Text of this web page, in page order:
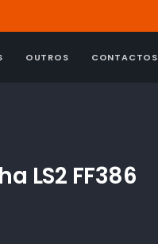
OUTROS CONTACTOS
LS2 FF386